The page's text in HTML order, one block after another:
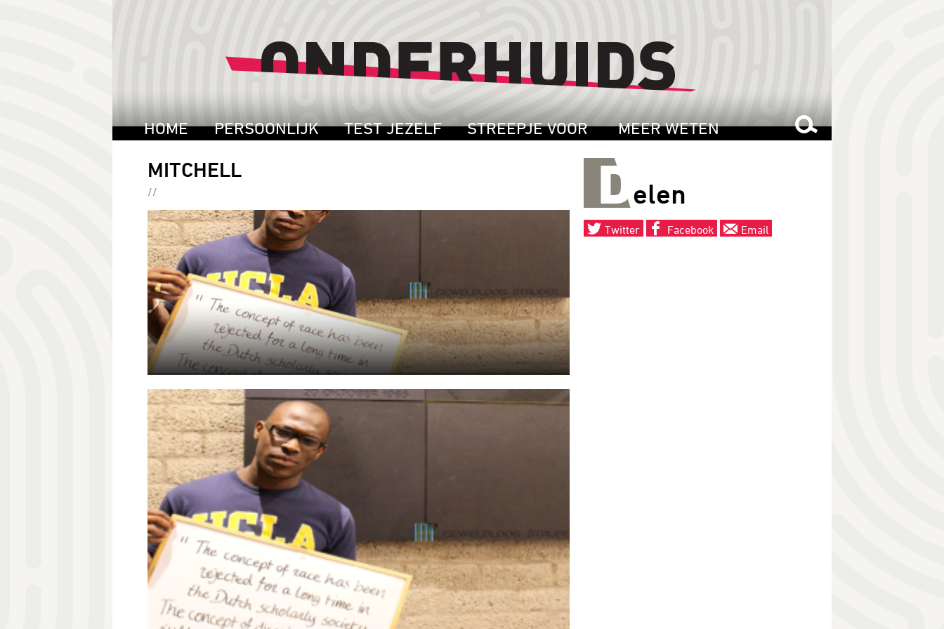
HOME PERSOONLIJK TEST JEZELF STREEPJE VOOR MEER WETEN
MITCHELL Delen
Twitter Facebook Email